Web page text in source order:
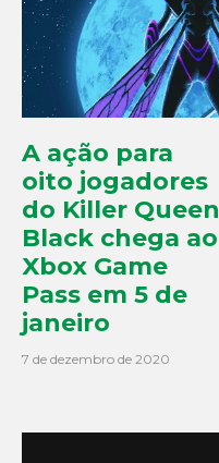
A ação para
oito jogadores
do Killer Queen
Black chega ao
Xbox Game
Pass em 5 de
janeiro
7 de dezembro de 2020